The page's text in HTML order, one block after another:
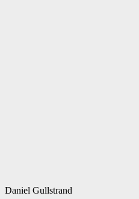
Daniel Gullstrand